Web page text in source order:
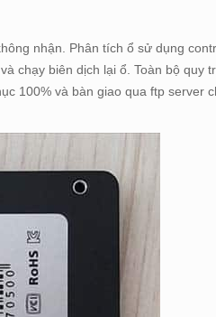
nhận. Phân tích ổ sử dụng
chạy biên dịch lại ổ. Toàn bộ quy
100% và bàn giao qua ftp server